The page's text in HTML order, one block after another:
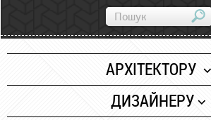
АРХІТЕКТОРУ
Папір
ДИЗАЙНЕРУ